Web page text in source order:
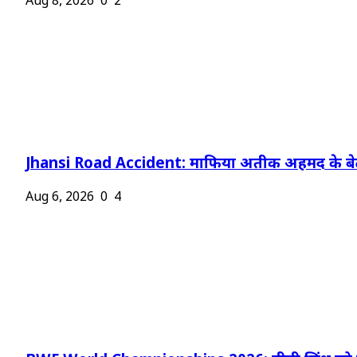
Jhansi Road Accident: माफिया अतीक अहमद के
Aug 6, 2026 0 4